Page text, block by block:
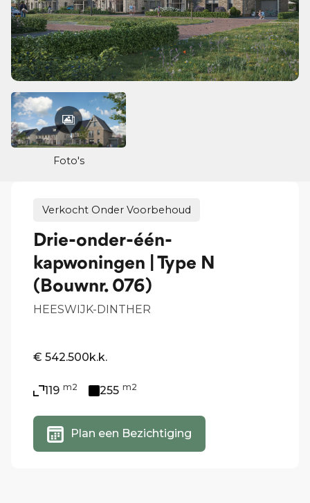
Foto's
Verkocht Onder Voorbehoud
Drie-onder-één-
kapwoningen | Type N
(Bouwnr. 076)
HEESWIJK-DINTHER
€ 542.500k.k.
119 m2 255 m2
Plan een Bezichtiging